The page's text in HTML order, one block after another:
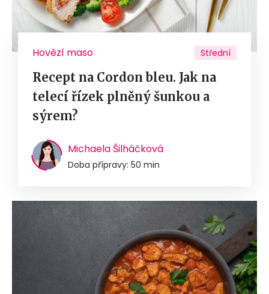
Hovězí maso Střední
Recept na Cordon bleu. Jak na
telecí řízek plněný šunkou a
sýrem?
Michaela Šilháčková
Doba přípravy: 50 min